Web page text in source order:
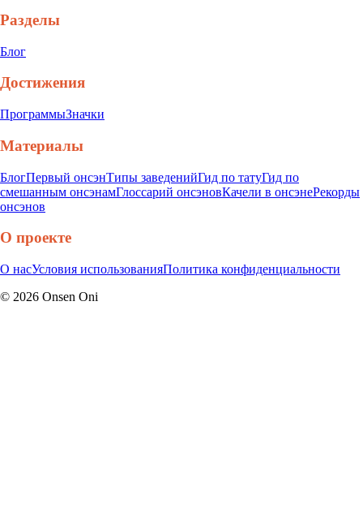
Разделы
Блог
Достижения
ПрограммыЗначки
Материалы
БлогПервый онсэнТипы заведенийГид по татуГид по
смешанным онсэнамГлоссарий онсэновКачели в онсэнеРекорды
онсэнов
О проекте
О насУсловия использованияПолитика конфиденциальности
© 2026 Onsen Oni